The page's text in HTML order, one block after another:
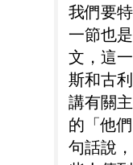
我們要
一節也
文，這
斯和古
講有關
的「他
句話說